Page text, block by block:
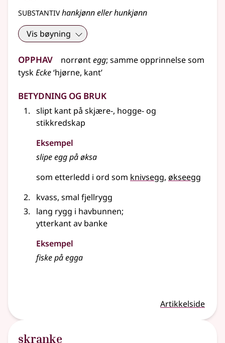
substantivhankjønn eller hunkjønn
Vis bøyning
Opphav norrøntegg; samme opprinnelse som
tyskEcke‘hjørne, kant’
Betydning og bruk
slipt kant på skjære-, hogge- og
stikkredskap
Eksempel
slipe egg på øksa
som etterledd i ord som knivsegg økseegg
kvass, smal fjellrygg
lang rygg i havbunnen;
ytterkant av banke
Eksempel
fiske påegga
Artikkelside
skranke